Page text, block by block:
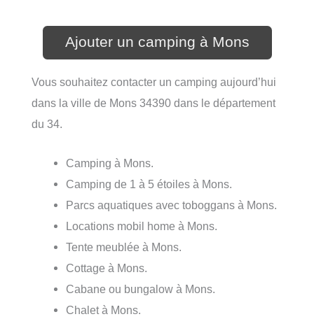
Ajouter un camping à Mons
Vous souhaitez contacter un camping aujourd’hui
dans la ville de Mons 34390 dans le département
du 34.
Camping à Mons.
Camping de 1 à 5 étoiles à Mons.
Parcs aquatiques avec toboggans à Mons.
Locations mobil home à Mons.
Tente meublée à Mons.
Cottage à Mons.
Cabane ou bungalow à Mons.
Chalet à Mons.